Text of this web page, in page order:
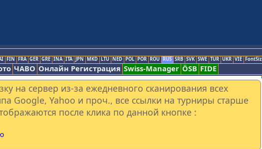
FIN FRA GER GRE INA ITA JPN MKD LTU NED POL POR ROU RUS SRB SVK SWE TUR UKR VIE
ЧАВО Онлайн Регистрация Swiss-Manager ÖSB FIDE
на сервер из-за ежедневного сканирования всех
Google, Yahoo и проч., все ссылки на турниры старше
после клика по данной кнопке :